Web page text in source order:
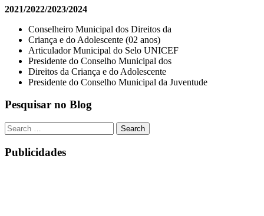
2021/2022/2023/2024
Conselheiro Municipal dos Direitos da
Criança e do Adolescente (02 anos)
Articulador Municipal do Selo UNICEF
Presidente do Conselho Municipal dos
Direitos da Criança e do Adolescente
Presidente do Conselho Municipal da Juventude
Pesquisar no Blog
Publicidades